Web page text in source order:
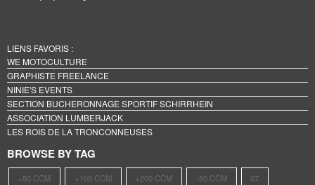
LIENS FAVORIS :
WE MOTOCULTURE
GRAPHISTE FREELANCE
NINIE'S EVENTS
SECTION BUCHERONNAGE SPORTIF SCHIRRHEIN
ASSOCIATION LUMBERJACK
LES ROIS DE LA TRONCONNEUSES
BROWSE BY TAG
+50 CCM +100 CCM +200 CCM -50 CCM 07